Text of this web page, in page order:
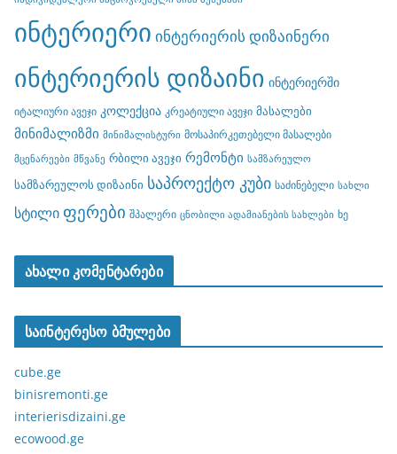
ინტერიერი ინტერიერის დიზაინერი
ინტერიერის დიზაინი ინტერიერში
იტალიური ავეჯი კოლექცია კრეატიული ავეჯი მასალები
მინიმალიზმი მინიმალისტური მოსაპირკეთებელი მასალები
მცენარეები მწვანე რბილი ავეჯი რემონტი სამზარეულო
სამზარეულოს დიზაინი საპროექტო კუბი საძინებელი სახლი
სტილი ფერები შპალერი ცნობილი ადამიანების სახლები ხე
ახალი კომენტარები
საინტერესო ბმულები
cube.ge
binisremonti.ge
interierisdizaini.ge
ecowood.ge